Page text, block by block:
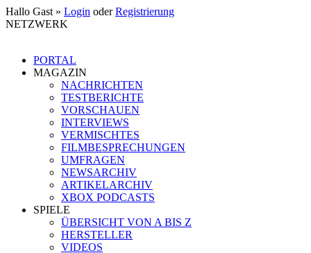
Hallo Gast » Login oderRegistrierung
NETZWERK
PORTAL
MAGAZIN
NACHRICHTEN
TESTBERICHTE
VORSCHAUEN
INTERVIEWS
VERMISCHTES
FILMBESPRECHUNGEN
UMFRAGEN
NEWSARCHIV
ARTIKELARCHIV
XBOX PODCASTS
SPIELE
ÜBERSICHT VON A BIS Z
HERSTELLER
VIDEOS